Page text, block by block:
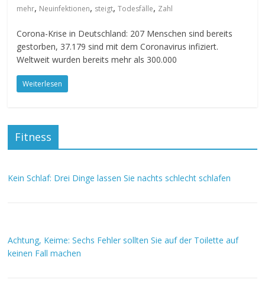
mehr, Neuinfektionen, steigt,Todesfälle, Zahl
Corona-Krise in Deutschland: 207 Menschen sind bereits
gestorben, 37.179 sind mit dem Coronavirus infiziert.
Weltweit wurden bereits mehr als 300.000
Weiterlesen
Fitness
Kein Schlaf: Drei Dinge lassen Sie nachts schlecht schlafen
Achtung, Keime: Sechs Fehler sollten Sie auf der Toilette auf
keinen Fall machen